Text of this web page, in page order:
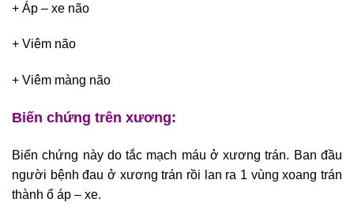
+ Áp – xe não
+ Viêm não
+ Viêm màng não
Biến chứng trên xương:
Biến chứng này do tắc mạch máu ở xương trán. Ban đầu
người bệnh đau ở xương trán rồi lan ra 1 vùng xoang trán
thành ổ áp – xe.